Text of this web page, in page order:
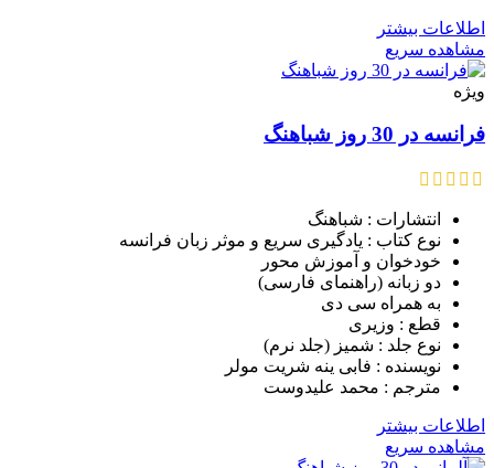
اطلاعات بیشتر
مشاهده سریع
ویژه
فرانسه در 30 روز شباهنگ
انتشارات : شباهنگ
نوع کتاب : یادگیری سریع و موثر زبان فرانسه
خودخوان و آموزش محور
دو زبانه (راهنمای فارسی)
به همراه سی دی
قطع : وزیری
نوع جلد : شمیز (جلد نرم)
نویسنده : فابی ینه شریت مولر
مترجم : محمد علیدوست
اطلاعات بیشتر
مشاهده سریع